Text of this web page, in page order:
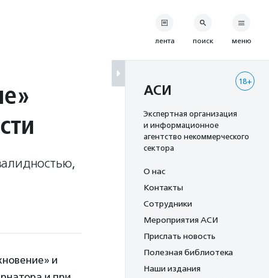
и
лента поиск меню
18+
АСИ
Экспертная организация
и информационное
агентство некоммерческого
сектора
О нас
Контакты
Сотрудники
Мероприятия АСИ
Прислать новость
Полезная библиотека
Наши издания